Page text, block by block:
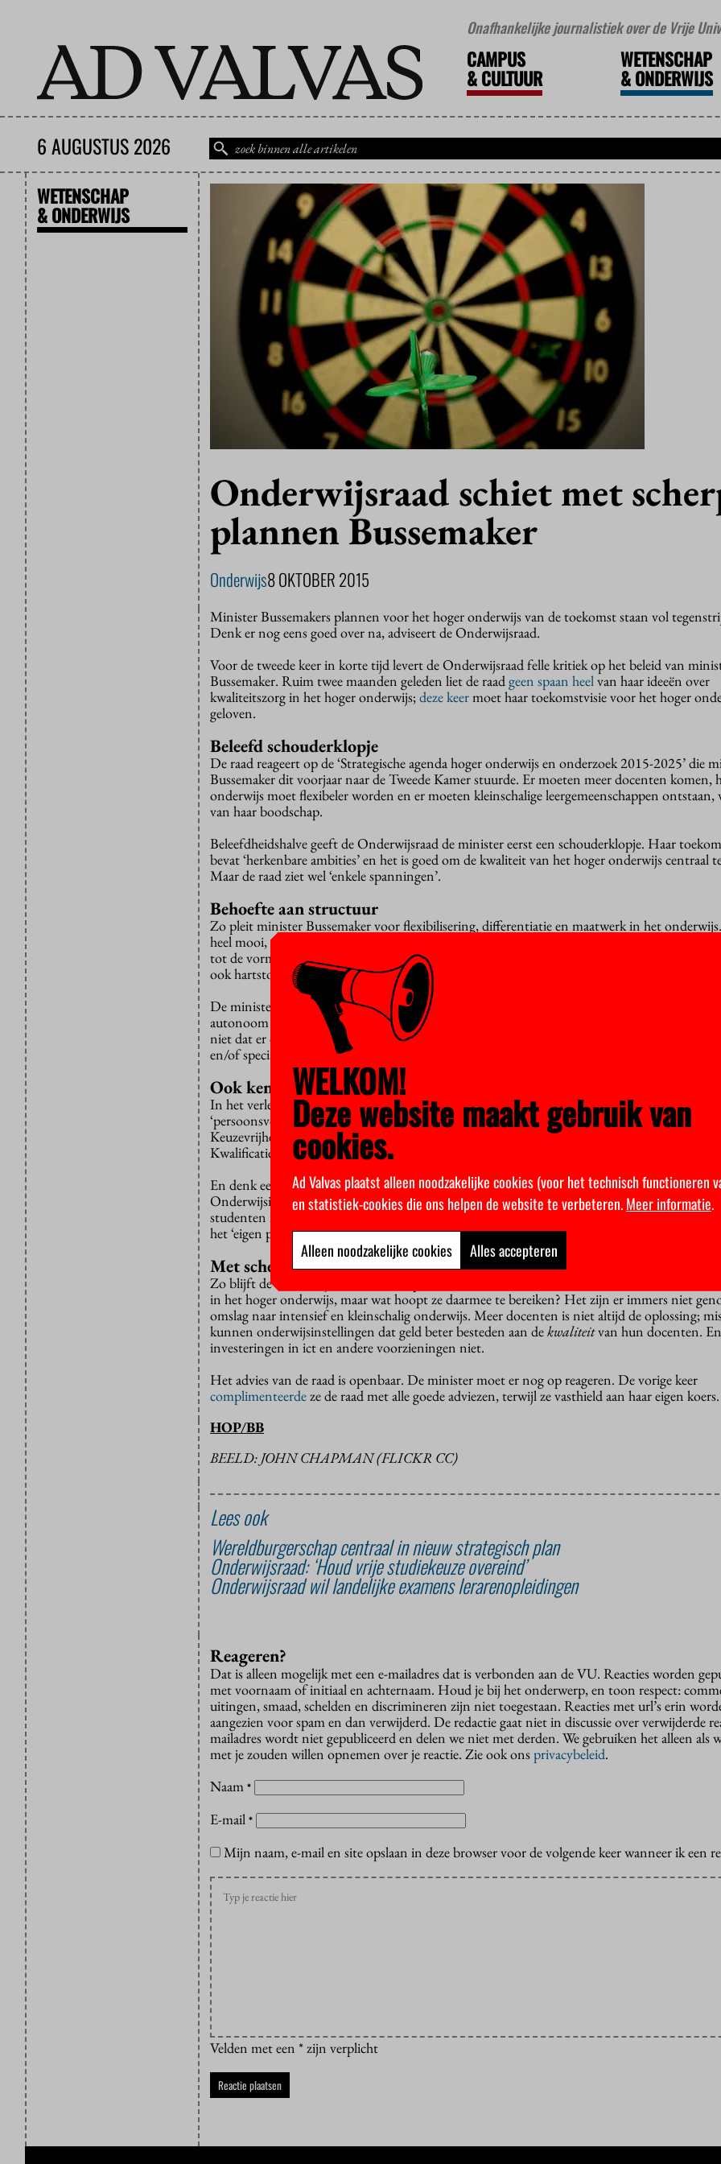
Onafhankelijke journalistiek over de Vrije
CAMPUS
&CULTUUR
WETENSCHAP
&ONDERWIJS
6 AUGUSTUS 2026
WETENSCHAP
& ONDERWIJS
Onderwijsraad schiet met
plannen Bussemaker
Onderwijs8 OKTOBER 2015
Minister Bussemakers plannen voor het hoger onderwijs van de toekomst staan vol
Denk er nog eens goed over na, adviseert de Onderwijsraad.
Voor de tweede keer in korte tijd levert de Onderwijsraad felle kritiek op het beleid van
Bussemaker. Ruim twee maanden geleden liet de raadgeen spaan heelvan haar ideeën over
kwaliteitszorg in het hoger onderwijs;deze keermoet haar toekomstvisie voor het hoger
geloven.
Beleefd schouderklopje
De raad reageert op de ‘Strategische agenda hoger onderwijs en onderzoek 2015-2025’ die
Bussemaker dit voorjaar naar de Tweede Kamer stuurde. Er moeten meer docenten komen,
onderwijs moet flexibeler worden en er moeten kleinschalige leergemeenschappen ontstaan,
van haar boodschap.
Beleefdheidshalve geeft de Onderwijsraad de minister eerst een schouderklopje. Haar
bevat ‘herkenbare ambities’ en het is goed om de kwaliteit van het hoger onderwijs centraal
Maar de raad ziet wel ‘enkele spanningen’.
Behoefte aan structuur
Zo pleit minister Bussemaker voor flexibilisering, differentiatie en maatwerk in het
heel mooi, maar het zijn “geen wondermiddelen”, schrijft de raad. Hoe verhoudt al die
tot de vorming van ‘leergemeenschappen’ en de samenhang binnen opleidingen, waar
ook hartstochtelijk voorstander van is?
De minister lijkt vooral van één type student uit te gaan: “een student die uitgedaagd wil
autonoom zijn studiepad kiest en op zoek is naar brede vorming”, zoals de raad het samenvat.
niet dat er ook studenten zijn die, zacht uitgedrukt, “meer behoefte hebben aan structuur,
en/of specialisatie”. En die horen ook in het hoger onderwijs thuis.
Ook kennis nodig
In het verlengde daarvan waarschuwt de raad ook voor de grote nadruk van de minister op
‘persoonsvorming’ in het hoger onderwijs. Vergeet de kennisfunctie van het onderwijs niet, is
Keuzevrijheid is mooi, maar voor veel beroepen moet je gewoon allerlei kennis en
Kwalificatie voor een beroep is ook een belangrijk doel van het onderwijs.
En denk eens iets dieper na over die flexibiliteit: wat betekent die eigenlijk voor de praktijk?
Onderwijsinstellingen zullen allerlei onderlinge afspraken moeten maken over
studenten makkelijk hun eigen studiepad kunnen uitstippelen. Maar dat staat op gespannen
het ‘eigen profiel’ waar de onderwijsinstellingen van het kabinet aan moeten werken.
Met scherp schieten
Zo blijft de Onderwijsraad met scherp schieten. De minister wil dat er vierduizend docenten
in het hoger onderwijs, maar wat hoopt ze daarmee te bereiken? Het zijn er immers niet
omslag naar intensief en kleinschalig onderwijs. Meer docenten is niet altijd de oplossing;
kunnen onderwijsinstellingen dat geld beter besteden aan dekwaliteitvan hun docenten.
investeringen in ict en andere voorzieningen niet.
Het advies van de raad is openbaar. De minister moet er nog op reageren. De vorige keer
complimenteerdeze de raad met alle goede adviezen, terwijl ze vasthield aan haar eigen koers.
HOP/BB
BEELD: JOHN CHAPMAN (FLICKR CC)
Lees ook
Wereldburgerschap centraal in nieuw strategisch plan
Onderwijsraad: ‘Houd vrije studiekeuze overeind’
Onderwijsraad wil landelijke examens lerarenopleidingen
Reageren?
Dat is alleen mogelijk met een e-mailadres dat is verbonden aan de VU. Reacties worden
met voornaam of initiaal en achternaam. Houd je bij het onderwerp, en toon respect:
uitingen, smaad, schelden en discrimineren zijn niet toegestaan. Reacties met url’s erin
aangezien voor spam en dan verwijderd. De redactie gaat niet in discussie over verwijderde
mailadres wordt niet gepubliceerd en delen we niet met derden. We gebruiken het alleen als
met je zouden willen opnemen over je reactie. Zie ook onsprivacybeleid.
Naam *
E-mail *
Mijn naam, e-mail en site opslaan in deze browser voor de volgende keer wanneer ik een
Velden met een * zijn verplicht
WELKOM!
Deze website maakt gebruik van
cookies.
Ad Valvas plaatst alleen noodzakelijke cookies (voor het technisch functioneren
en statistiek-cookies die ons helpen de website te verbeteren.Meer informatie.
Alleen noodzakelijke cookies Alles accepteren